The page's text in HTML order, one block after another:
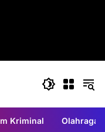
Kriminal Olahraga